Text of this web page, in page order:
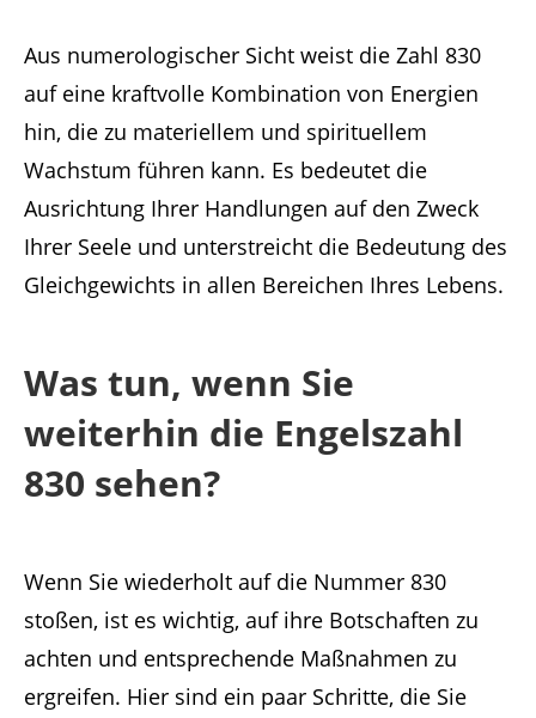
Aus numerologischer Sicht weist die Zahl 830
auf eine kraftvolle Kombination von Energien
hin, die zu materiellem und spirituellem
Wachstum führen kann. Es bedeutet die
Ausrichtung Ihrer Handlungen auf den Zweck
Ihrer Seele und unterstreicht die Bedeutung des
Gleichgewichts in allen Bereichen Ihres Lebens.
Was tun, wenn Sie
weiterhin die Engelszahl
830 sehen?
Wenn Sie wiederholt auf die Nummer 830
stoßen, ist es wichtig, auf ihre Botschaften zu
achten und entsprechende Maßnahmen zu
ergreifen. Hier sind ein paar Schritte, die Sie